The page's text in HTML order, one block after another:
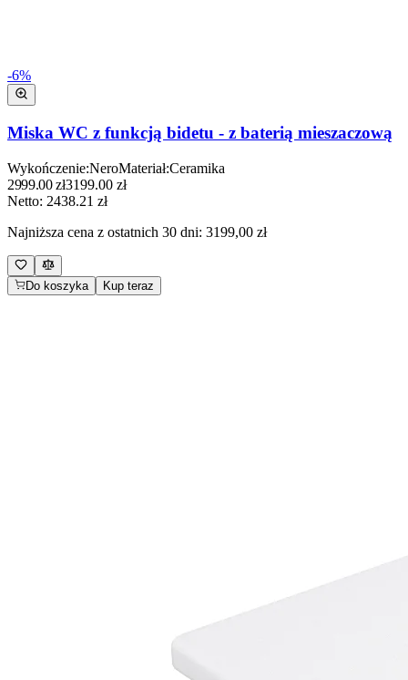
-6%
Miska WC z funkcją bidetu - z baterią mieszaczową
Wykończenie:NeroMateriał:Ceramika
2999.00zł3199.00zł
Netto: 2438.21 zł
Najniższa cena z ostatnich 30 dni: 3199,00 zł
Do koszyka Kup teraz